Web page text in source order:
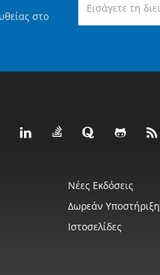
στο
Νέες Εκδόσεις
Δωρεάν Υποστήριξη
Ιστοσελίδες